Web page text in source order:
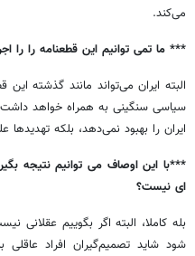
می‌کند.
*** ما تمی توانیم این قطعنامه را را
البته ایران می‌تواند مانند گذشته این
سیاسی سنگینی به همراه خواهد داشت.
ایران را بهبود نمی‌دهد، بلکه
***با این اوصاف می توانیم نتیجه
ای نیست؟
بله کاملا، البته اگر بگوییم
شود شاید تصمیم‌گیران افراد عاقلی